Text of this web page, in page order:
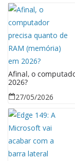
Afinal, o
2026?
27/05/2026